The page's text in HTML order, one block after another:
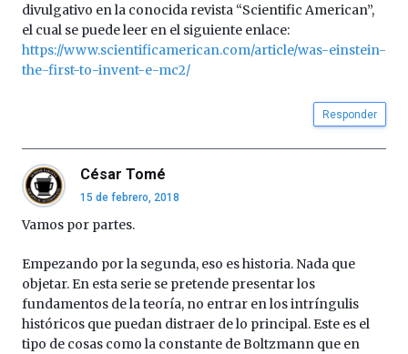
divulgativo en la conocida revista “Scientific American”,
el cual se puede leer en el siguiente enlace:
https://www.scientificamerican.com/article/was-einstein-
the-first-to-invent-e-mc2/
Responder
César Tomé
15 de febrero, 2018
Vamos por partes.
Empezando por la segunda, eso es historia. Nada que
objetar. En esta serie se pretende presentar los
fundamentos de la teoría, no entrar en los intríngulis
históricos que puedan distraer de lo principal. Este es el
tipo de cosas como la constante de Boltzmann que en